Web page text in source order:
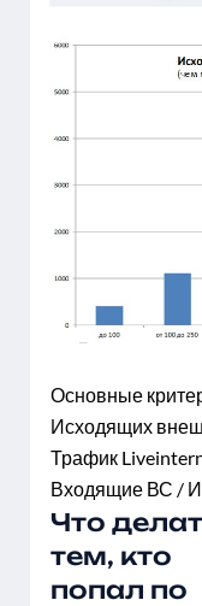
Основные
Исходящих
Трафик
Входящие ВС /
Что
тем, кто
попал по